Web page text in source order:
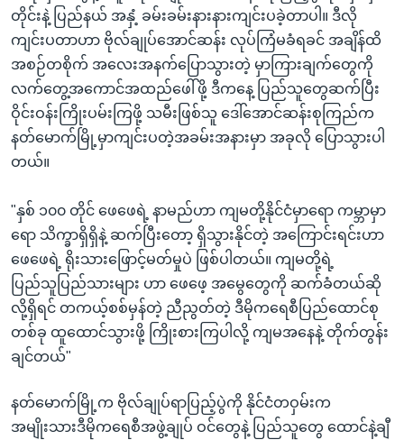
တိုင်းနဲ့ ပြည်နယ် အနှံ့ ခမ်းခမ်းနားနားကျင်းပခဲ့တာပါ။ ဒီလို
ကျင်းပတာဟာ ဗိုလ်ချုပ်အောင်ဆန်း လုပ်ကြံမခံရခင် အချိန်ထိ
အစဉ်တစိုက် အလေးအနက်ပြောသွားတဲ့ မှာကြားချက်တွေကို
လက်တွေ့အကောင်အထည်ဖေါ်ဖို့ ဒီကနေ့ ပြည်သူတွေဆက်ပြီး
ဝိုင်းဝန်းကြိုးပမ်းကြဖို့ သမီးဖြစ်သူ ဒေါ်အောင်ဆန်းစုကြည်က
နတ်မောက်မြို့မှာကျင်းပတဲ့အခမ်းအနားမှာ အခုလို ပြောသွားပါ
တယ်။
"နှစ် ၁၀၀ တိုင် ဖေဖေရဲ့ နာမည်ဟာ ကျမတို့နိုင်ငံမှာရော ကမ္ဘာမှာ
ရော သိက္ခာရှိရှိနဲ့ ဆက်ပြီးတော့ ရှိသွားနိုင်တဲ့ အကြောင်းရင်းဟာ
ဖေဖေရဲ့ ရိုးသားဖြောင့်မတ်မှုပဲ ဖြစ်ပါတယ်။ ကျမတို့ရဲ့
ပြည်သူပြည်သားများ ဟာ ဖေဖေ့ အမွေတွေကို ဆက်ခံတယ်ဆို
လို့ရှိရင် တကယ့်စစ်မှန်တဲ့ ညီညွတ်တဲ့ ဒီမိုကရေစီပြည်ထောင်စု
တစ်ခု ထူထောင်သွားဖို့ ကြိုးစားကြပါလို့ ကျမအနေနဲ့ တိုက်တွန်း
ချင်တယ်"
နတ်မောက်မြို့က ဗိုလ်ချုပ်ရာပြည့်ပွဲကို နိုင်ငံတဝှမ်းက
အမျိုးသားဒီမိုကရေစီအဖွဲ့ချုပ် ဝင်တွေနဲ့ ပြည်သူတွေ ထောင်နဲ့ချီ